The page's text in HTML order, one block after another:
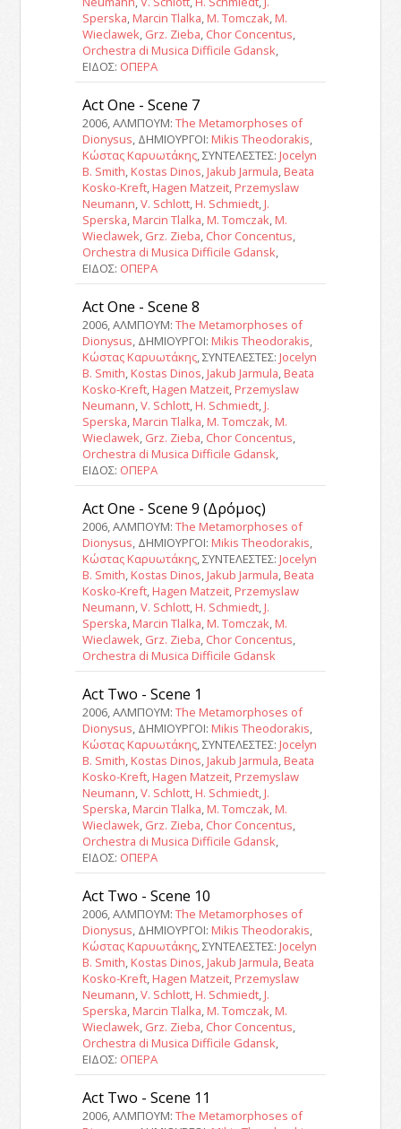
Sperska, Marcin Tlalka, M. Tomczak, M.
Wieclawek, Grz. Zieba, Chor Concentus,
Orchestra di Musica Difficile Gdansk,
ΕΙΔΟΣ: ΟΠΕΡΑ
Act One - Scene 7
2006, ΑΛΜΠΟΥΜ: The Metamorphoses of
Dionysus, ΔΗΜΙΟΥΡΓΟΙ: Mikis Theodorakis,
Κώστας Καρυωτάκης, ΣΥΝΤΕΛΕΣΤΕΣ: Jocelyn
B. Smith, Kostas Dinos, Jakub Jarmula, Beata
Kosko-Kreft, Hagen Matzeit, Przemyslaw
Neumann,V. Schlott, H. Schmiedt, J.
Sperska, Marcin Tlalka, M. Tomczak, M.
Wieclawek, Grz. Zieba, Chor Concentus,
Orchestra di Musica Difficile Gdansk,
ΕΙΔΟΣ: ΟΠΕΡΑ
Act One - Scene 8
2006, ΑΛΜΠΟΥΜ: The Metamorphoses of
Dionysus, ΔΗΜΙΟΥΡΓΟΙ: Mikis Theodorakis,
Κώστας Καρυωτάκης, ΣΥΝΤΕΛΕΣΤΕΣ: Jocelyn
B. Smith, Kostas Dinos, Jakub Jarmula, Beata
Kosko-Kreft, Hagen Matzeit, Przemyslaw
Neumann,V. Schlott, H. Schmiedt, J.
Sperska, Marcin Tlalka, M. Tomczak, M.
Wieclawek, Grz. Zieba, Chor Concentus,
Orchestra di Musica Difficile Gdansk,
ΕΙΔΟΣ: ΟΠΕΡΑ
Act One - Scene 9 (Δρόμος)
2006, ΑΛΜΠΟΥΜ: The Metamorphoses of
Dionysus, ΔΗΜΙΟΥΡΓΟΙ: Mikis Theodorakis,
Κώστας Καρυωτάκης, ΣΥΝΤΕΛΕΣΤΕΣ: Jocelyn
B. Smith, Kostas Dinos, Jakub Jarmula, Beata
Kosko-Kreft, Hagen Matzeit, Przemyslaw
Neumann,V. Schlott, H. Schmiedt, J.
Sperska, Marcin Tlalka, M. Tomczak, M.
Wieclawek, Grz. Zieba, Chor Concentus,
Orchestra di Musica Difficile Gdansk
Act Two - Scene 1
2006, ΑΛΜΠΟΥΜ: The Metamorphoses of
Dionysus, ΔΗΜΙΟΥΡΓΟΙ: Mikis Theodorakis,
Κώστας Καρυωτάκης, ΣΥΝΤΕΛΕΣΤΕΣ: Jocelyn
B. Smith, Kostas Dinos, Jakub Jarmula, Beata
Kosko-Kreft, Hagen Matzeit, Przemyslaw
Neumann,V. Schlott, H. Schmiedt, J.
Sperska, Marcin Tlalka, M. Tomczak, M.
Wieclawek, Grz. Zieba, Chor Concentus,
Orchestra di Musica Difficile Gdansk,
ΕΙΔΟΣ: ΟΠΕΡΑ
Act Two - Scene 10
2006, ΑΛΜΠΟΥΜ: The Metamorphoses of
Dionysus, ΔΗΜΙΟΥΡΓΟΙ: Mikis Theodorakis,
Κώστας Καρυωτάκης, ΣΥΝΤΕΛΕΣΤΕΣ: Jocelyn
B. Smith, Kostas Dinos, Jakub Jarmula, Beata
Kosko-Kreft, Hagen Matzeit, Przemyslaw
Neumann,V. Schlott, H. Schmiedt, J.
Sperska, Marcin Tlalka, M. Tomczak, M.
Wieclawek, Grz. Zieba, Chor Concentus,
Orchestra di Musica Difficile Gdansk,
ΕΙΔΟΣ: ΟΠΕΡΑ
Act Two - Scene 11
2006, ΑΛΜΠΟΥΜ: The Metamorphoses of